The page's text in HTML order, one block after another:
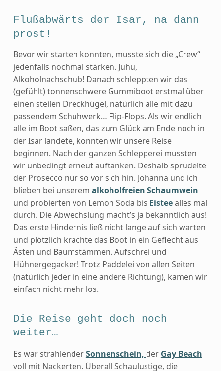
Flußabwärts der Isar, na dann
prost!
Bevor wir starten konnten, musste sich die „Crew“
jedenfalls nochmal stärken. Juhu,
Alkoholnachschub! Danach schleppten wir das
(gefühlt) tonnenschwere Gummiboot erstmal über
einen steilen Dreckhügel, natürlich alle mit dazu
passendem Schuhwerk… Flip-Flops. Als wir endlich
alle im Boot saßen, das zum Glück am Ende noch in
der Isar landete, konnten wir unsere Reise
beginnen. Nach der ganzen Schlepperei mussten
wir unbedingt erneut auftanken. Deshalb sprudelte
der Prosecco nur so vor sich hin. Johanna und ich
blieben bei unserem alkoholfreien Schaumwein
und probierten von Lemon Soda bis Eisteealles mal
durch. Die Abwechslung macht’s ja bekanntlich aus!
Das erste Hindernis ließ nicht lange auf sich warten
und plötzlich krachte das Boot in ein Geflecht aus
Ästen und Baumstämmen. Aufschrei und
Hühnergegacker! Trotz Paddelei von allen Seiten
(natürlich jeder in eine andere Richtung), kamen wir
einfach nicht mehr los.
Die Reise geht doch noch
weiter…
Es war strahlenderSonnenschein, der Gay Beach
voll mit Nackerten. Überall Schaulustige, die